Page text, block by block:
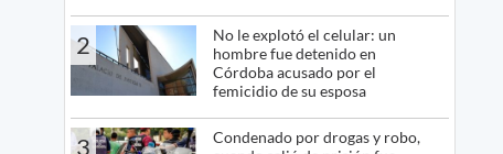
2
No le explotó el celular: un
hombre fue detenido en
Córdoba acusado por el
femicidio de su esposa
3
Condenado por drogas y robo,